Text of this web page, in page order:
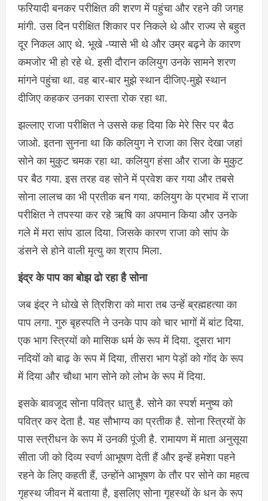
फरियादी बनकर परीक्षित की शरण में पहुंचा और रहने की जगह
मांगी. उस दिन परीक्षित शिकार पर निकले थे और राज्य से बहुत
दूर निकल आए थे. भूखे -प्यासे भी थे और उम्र बढ़ने के कारण
कमजोर भी हो रहे थे. इसी दौरान कलियुग उनके सामने शरण
मांगने पहुंचा था. वह बार-बार मुझे स्थान दीजिए-मुझे स्थान
दीजिए कहकर उनका रास्ता रोक रहा था.
झल्लाए राजा परीक्षित ने उससे कह दिया कि मेरे सिर पर बैठ
जाओ. इतना सुनना था कि कलियुग ने राजा का सिर देखा जहां
सोने का मुकुट चमक रहा था. कलियुग हंसा और राजा के मुकुट
पर बैठ गया. इस तरह वह सोने में प्रवेश कर गया और तबसे
सोना लालच का भी प्रतीक बन गया. कलियुग के प्रभाव में राजा
परीक्षित ने तपस्या कर रहे ऋषि का अपमान किया और उनके
गले में मरा सांप डाल दिया. जिसके कारण राजा को सांप के
डंसने से होने वाली मृत्यु का श्राप मिला.
इंद्र के पाप का बोझ ढो रहा है सोना
जब इंद्र ने धोखे से त्रिशिरा को मारा तब उन्हें ब्रह्महत्या का
पाप लगा. गुरु बृहस्पति ने उनके पाप को चार भागों में बांट दिया.
एक भाग स्त्रियों को मासिक धर्म के रूप में दिया. दूसरा भाग
नदियों को बाढ़ के रूप में दिया, तीसरा भाग पेड़ों को गोंद के रूप
में दिया और चौथा भाग सोने को लोभ के रूप में दिया.
इसके बावजूद सोना पवित्र धातु है. सोने का स्पर्श मनुष्य को
पवित्र कर देता है. यह सौभाग्य का प्रतीक है. सोना स्त्रियों के
पास स्त्रीधन के रूप में उनकी पूंजी है. रामायण में माता अनुसूया
सीता जी को दिव्य स्वर्ण आभूषण देती हैं और इन्हें हमेशा पहने
रहने के लिए कहती हैं, उन्होंने आभूषण के तौर पर सोने का महत्व
गृहस्थ जीवन में बताया है, इसलिए सोना गृहस्थों के धन के रूप